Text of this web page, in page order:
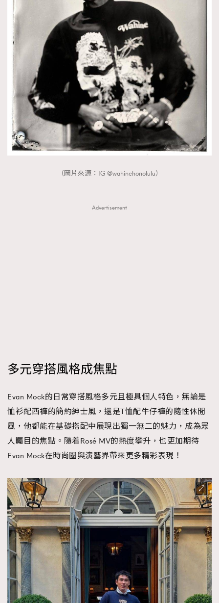
（圖片來源：IG @wahinehonolulu）
Advertisement
多元穿搭風格成焦點
Evan Mock的日常穿搭風格多元且極具個人特色，無論是
恤衫配西褲的簡約紳士風，還是T恤配牛仔褲的隨性休閒
風，他都能在基礎搭配中展現出獨一無二的魅力，成為眾
人矚目的焦點。隨着Rosé MV的熱度攀升，也更加期待
Evan Mock在時尚圈與演藝界帶來更多精彩表現！